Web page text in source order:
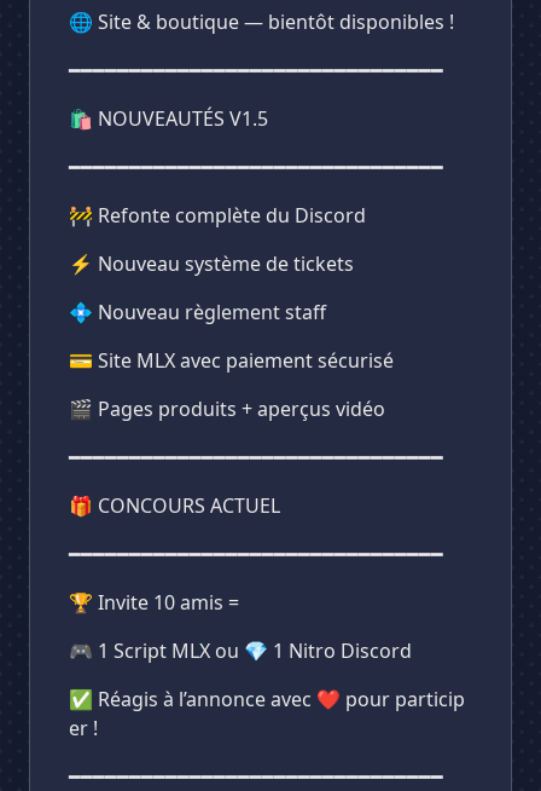
🌐 Site & boutique — bientôt disponibles !
━━━━━━━━━━━━━━━━━━━━━━━━━━━━━━━
🛍️ NOUVEAUTÉS V1.5
━━━━━━━━━━━━━━━━━━━━━━━━━━━━━━━
🚧 Refonte complète du Discord
⚡ Nouveau système de tickets
💠 Nouveau règlement staff
💳 Site MLX avec paiement sécurisé
🎬 Pages produits + aperçus vidéo
━━━━━━━━━━━━━━━━━━━━━━━━━━━━━━━
🎁 CONCOURS ACTUEL
━━━━━━━━━━━━━━━━━━━━━━━━━━━━━━━
🏆 Invite 10 amis =
🎮 1 Script MLX ou 💎 1 Nitro Discord
✅ Réagis à l’annonce avec ❤️ pour particip
er !
━━━━━━━━━━━━━━━━━━━━━━━━━━━━━━━